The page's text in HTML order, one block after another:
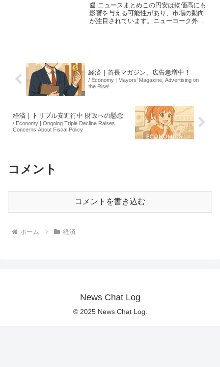
📰 ニュースまとめこの円安は物価高にも
影響を与える可能性があり、市場の動向
が注目されています。ニューヨーク外国
経済｜首長マガジン、広告急増中！
/ Economy | Mayors’ Magazine, Advertising on
the Rise!
経済｜トリプル安進行中 財政への懸念
/ Economy | Ongoing Triple Decline Raises
Concerns About Fiscal Policy
コメント
コメントを書き込む
ホーム 経済
News Chat Log
© 2025 News Chat Log.